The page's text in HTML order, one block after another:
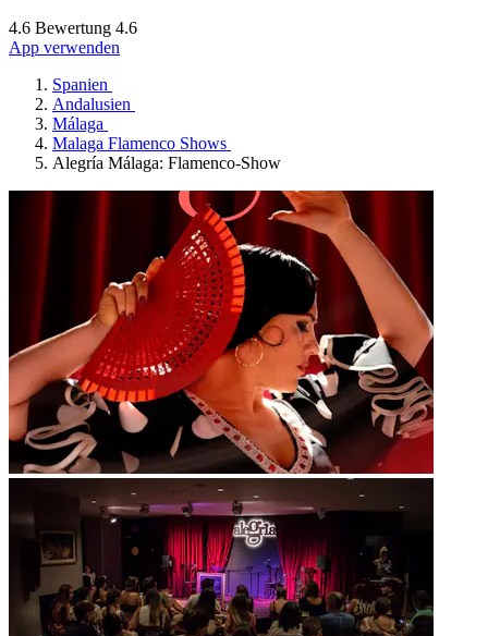
4.6 Bewertung 4.6
App verwenden
Spanien
Andalusien
Málaga
Malaga Flamenco Shows
Alegría Málaga: Flamenco-Show